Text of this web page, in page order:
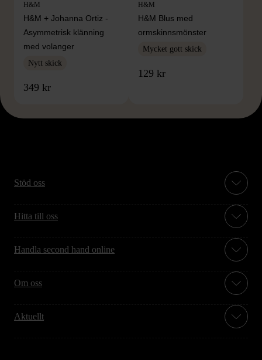
H&M
H&M + Johanna Ortiz -
Asymmetrisk klänning
med volanger
Nytt skick
349 kr
H&M
H&M Blus med
ormskinnsmönster
Mycket gott skick
129 kr
Stöd oss
Hitta till oss
Handla second hand online
Om oss
Aktuellt